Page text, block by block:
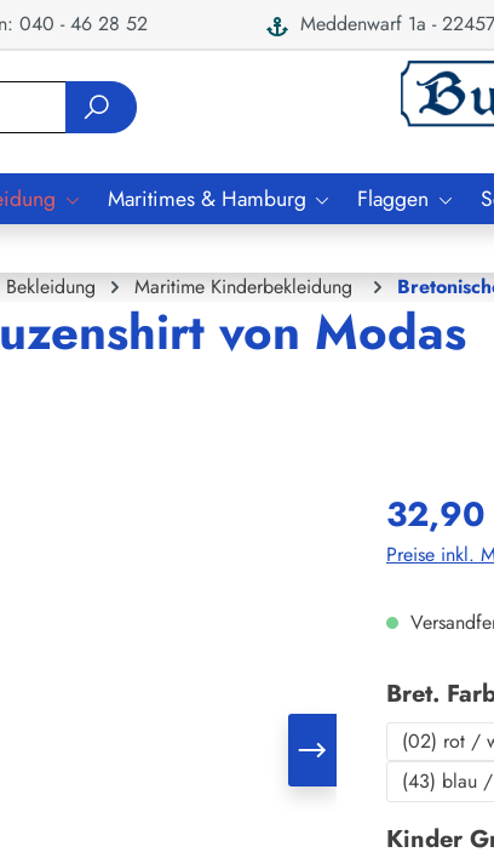
040 - 46 28 52 Meddenwarf 1a -
Maritimes & Hamburg Flaggen
Maritime Kinderbekleidung
von Modas
32,90
Preise inkl.
Bret.
(02) rot /
(43) blau
Kinder